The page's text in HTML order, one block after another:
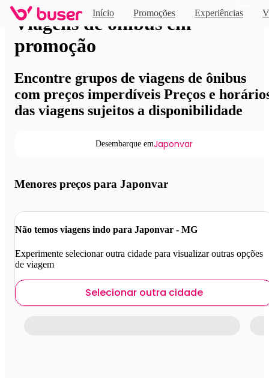
Início Promoções Experiências
Viagens de ônibus em
promoção
Encontre grupos de viagens de ônibus
com preços imperdíveis Preços e
das viagens sujeitos a disponibilidade
Desembarque emJaponvar
Menores preços para Japonvar
Não temos viagens indo para Japonvar - MG
Experimente selecionar outra cidade para visualizar outras opções
de viagem
Selecionar outra cidade